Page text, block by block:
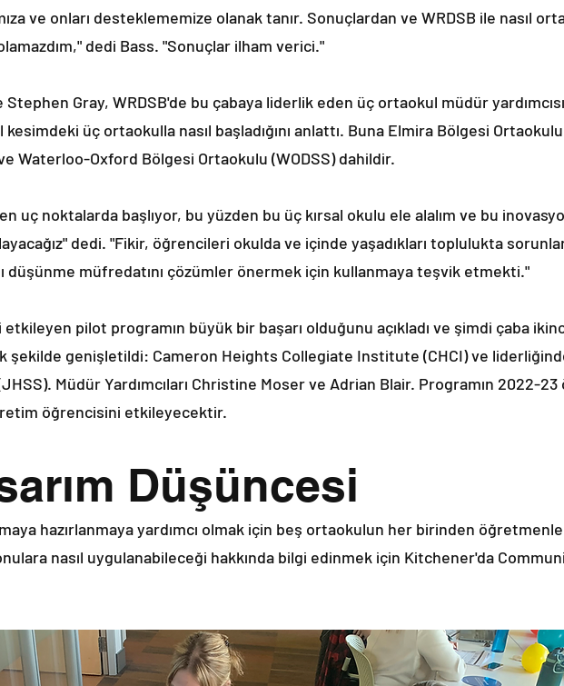
ve onları desteklememize olanak tanır. Sonuçlardan ve WRDSB ile nasıl
dedi Bass. "Sonuçlar ilham verici."
Gray, WRDSB'de bu çabaya liderlik eden üç ortaokul müdür
kesimdeki üç ortaokulla nasıl başladığını anlattı. Buna Elmira Bölgesi
Waterloo-Oxford Bölgesi Ortaokulu (WODSS) dahildir.
uç noktalarda başlıyor, bu yüzden bu üç kırsal okulu ele alalım ve bu
dedi. "Fikir, öğrencileri okulda ve içinde yaşadıkları toplulukta
düşünme müfredatını çözümler önermek için kullanmaya teşvik etmekti."
pilot programın büyük bir başarı olduğunu açıkladı ve şimdi çaba
şekilde genişletildi: Cameron Heights Collegiate Institute (CHCI) ve
Müdür Yardımcıları Christine Moser ve Adrian Blair. Programın 2022-23
öğrencisini etkileyecektir.
Düşüncesi
hazırlanmaya yardımcı olmak için beş ortaokulun her birinden
nasıl uygulanabileceği hakkında bilgi edinmek için Kitchener'da